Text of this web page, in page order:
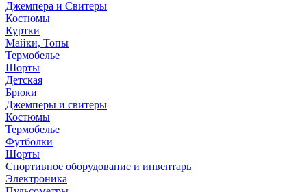
Джемпера и Свитеры
Костюмы
Куртки
Майки, Топы
Термобелье
Шорты
Детская
Брюки
Джемперы и свитеры
Костюмы
Термобелье
Футболки
Шорты
Спортивное оборудование и инвентарь
Электроника